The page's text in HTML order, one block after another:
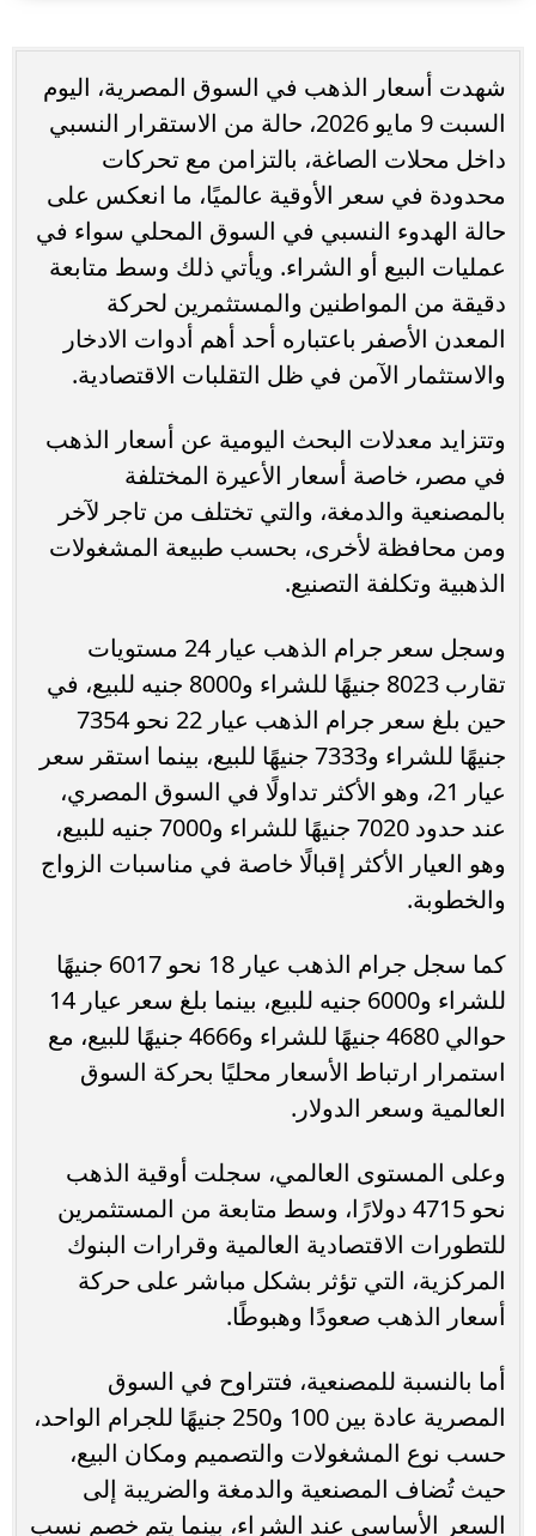
شهدت أسعار الذهب في السوق المصرية، اليوم
السبت 9 مايو 2026، حالة من الاستقرار النسبي
داخل محلات الصاغة، بالتزامن مع تحركات
محدودة في سعر الأوقية عالميًا، ما انعكس على
حالة الهدوء النسبي في السوق المحلي سواء في
عمليات البيع أو الشراء. ويأتي ذلك وسط متابعة
دقيقة من المواطنين والمستثمرين لحركة
المعدن الأصفر باعتباره أحد أهم أدوات الادخار
والاستثمار الآمن في ظل التقلبات الاقتصادية.
وتتزايد معدلات البحث اليومية عن أسعار الذهب
في مصر، خاصة أسعار الأعيرة المختلفة
بالمصنعية والدمغة، والتي تختلف من تاجر لآخر
ومن محافظة لأخرى، بحسب طبيعة المشغولات
الذهبية وتكلفة التصنيع.
وسجل سعر جرام الذهب عيار 24 مستويات
تقارب 8023 جنيهًا للشراء و8000 جنيه للبيع، في
حين بلغ سعر جرام الذهب عيار 22 نحو 7354
جنيهًا للشراء و7333 جنيهًا للبيع، بينما استقر سعر
عيار 21، وهو الأكثر تداولًا في السوق المصري،
عند حدود 7020 جنيهًا للشراء و7000 جنيه للبيع،
وهو العيار الأكثر إقبالًا خاصة في مناسبات الزواج
والخطوبة.
كما سجل جرام الذهب عيار 18 نحو 6017 جنيهًا
للشراء و6000 جنيه للبيع، بينما بلغ سعر عيار 14
حوالي 4680 جنيهًا للشراء و4666 جنيهًا للبيع، مع
استمرار ارتباط الأسعار محليًا بحركة السوق
العالمية وسعر الدولار.
وعلى المستوى العالمي، سجلت أوقية الذهب
نحو 4715 دولارًا، وسط متابعة من المستثمرين
للتطورات الاقتصادية العالمية وقرارات البنوك
المركزية، التي تؤثر بشكل مباشر على حركة
أسعار الذهب صعودًا وهبوطًا.
أما بالنسبة للمصنعية، فتتراوح في السوق
المصرية عادة بين 100 و250 جنيهًا للجرام الواحد،
حسب نوع المشغولات والتصميم ومكان البيع،
حيث تُضاف المصنعية والدمغة والضريبة إلى
السعر الأساسي عند الشراء، بينما يتم خصم نسب